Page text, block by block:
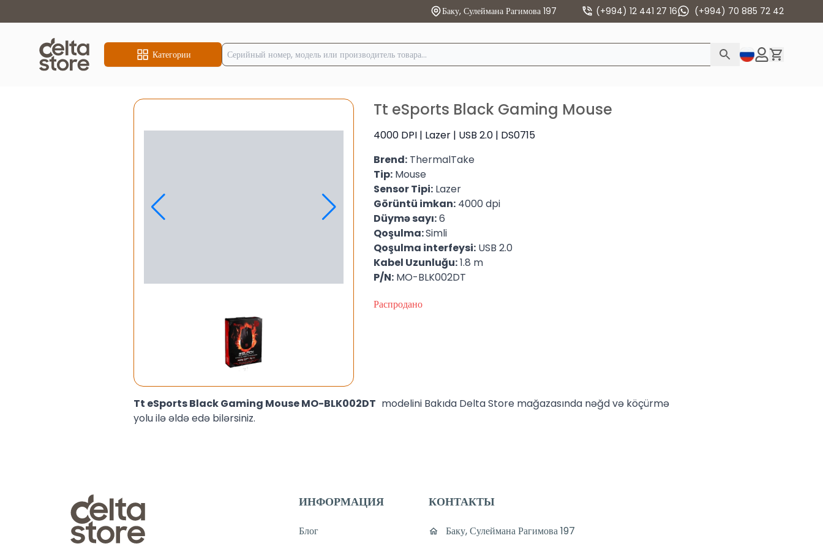
Баку, Сулеймана Рагимова 197 (+994) 12 441 27 16 (+994) 70 885 72 42
Категории
Tt eSports Black Gaming Mouse
4000 DPI | Lazer | USB 2.0 | DS0715
Brend:ThermalTake
Tip:Mouse
Sensor Tipi:Lazer
Görüntü imkan:4000 dpi
Düymə sayı:6
Qoşulma:Simli
Qoşulma interfeysi:USB 2.0
Kabel Uzunluğu:1.8 m
P/N:MO-BLK002DT
Распродано
Tt eSports Black Gaming Mouse MO-BLK002DT modelini Bakıda Delta Store mağazasında nəğd və köçürmə
yolu ilə əldə edə bilərsiniz.
ИНФОРМАЦИЯ
Блог
КОНТАКТЫ
Баку, Сулеймана Рагимова 197